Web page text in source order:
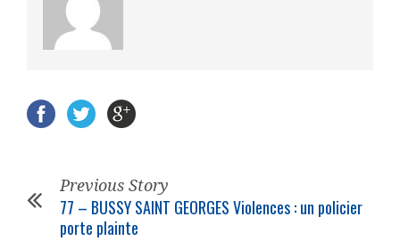
Previous Story
77 – BUSSY SAINT GEORGES Violences : un policier
porte plainte